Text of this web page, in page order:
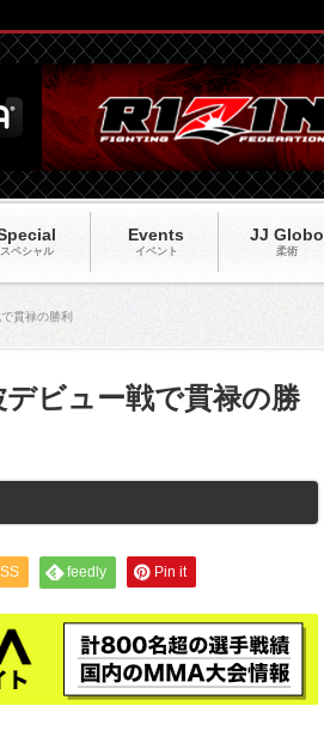
スペシャル
Events
イベント
JJ Globo
柔術
貫禄の勝利
デビュー戦で貫禄の勝
feedly Pin it